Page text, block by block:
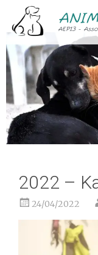
AEP13 -
2022 –
24/04/2022